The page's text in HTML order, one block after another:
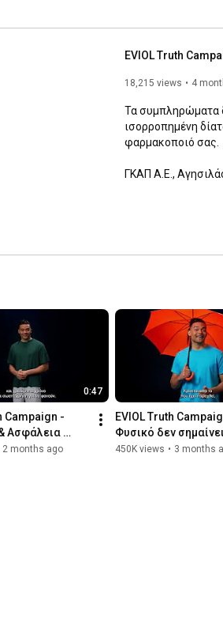
18,215 views 4
Τα συμπληρώματα
ισορροπημένη
φαρμακοποιό σας.
ΓΚΑΠ Α.Ε.,
0:47
Campaign -
Ασφάλεια
2 months ago
EVIOL Truth
Φυσικό δεν σημαίνει
αυτόματα και
450K views • 3 months